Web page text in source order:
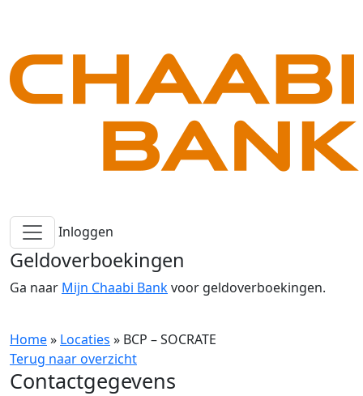
Inloggen
Geldoverboekingen
Ga naar Mijn Chaabi Bankvoor geldoverboekingen.
Home» Locaties » BCP – SOCRATE
Terug naar overzicht
Contactgegevens